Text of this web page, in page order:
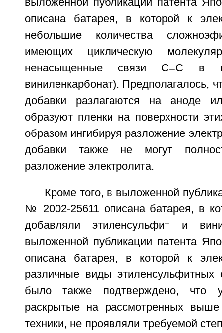
выложенной публикации патента
описана батарея, в которой к
небольшие количества
имеющих циклическую
ненасыщенные связи C=C в
виниленкарбонат). Предполагалось,
добавки разлагаются на аноде
образуют пленки на поверхности
образом ингибируя разложение
добавки также не могут
разложение электролита.
Кроме того, в выложенной
№ 2002-25611 описана батарея, в
добавляли этиленсульфит и
выложенной публикации патента
описана батарея, в которой к
различные виды этиленсульфитных
было также подтверждено, что
раскрытые на рассмотренных выше
техники, не проявляли требуемой